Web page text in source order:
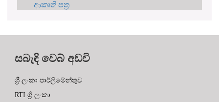
ආකෘති පත්‍ර
සබැඳි වෙබ් අඩවි
ශ්‍රී ලංකා පාර්ලිමේන්තුව
RTI ශ්‍රී ලංකා